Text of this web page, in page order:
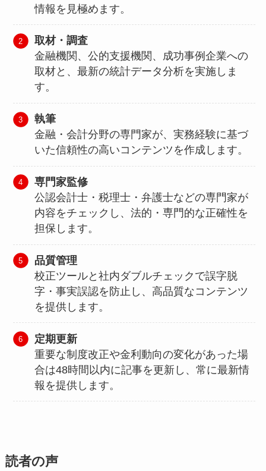
情報を見極めます。
取材・調査
金融機関、公的支援機関、成功事例企業への
取材と、最新の統計データ分析を実施しま
す。
執筆
金融・会計分野の専門家が、実務経験に基づ
いた信頼性の高いコンテンツを作成します。
専門家監修
公認会計士・税理士・弁護士などの専門家が
内容をチェックし、法的・専門的な正確性を
担保します。
品質管理
校正ツールと社内ダブルチェックで誤字脱
字・事実誤認を防止し、高品質なコンテンツ
を提供します。
定期更新
重要な制度改正や金利動向の変化があった場
合は48時間以内に記事を更新し、常に最新情
報を提供します。
読者の声